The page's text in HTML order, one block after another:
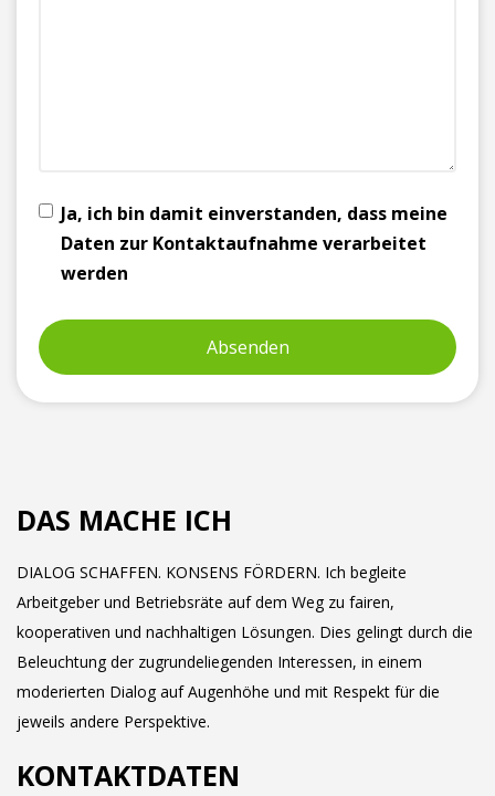
Ja, ich bin damit einverstanden, dass meine
Daten zur Kontaktaufnahme verarbeitet
werden
DAS MACHE ICH
DIALOG SCHAFFEN. KONSENS FÖRDERN. Ich begleite
Arbeitgeber und Betriebsräte auf dem Weg zu fairen,
kooperativen und nachhaltigen Lösungen. Dies gelingt durch die
Beleuchtung der zugrundeliegenden Interessen, in einem
moderierten Dialog auf Augenhöhe und mit Respekt für die
jeweils andere Perspektive.
KONTAKTDATEN